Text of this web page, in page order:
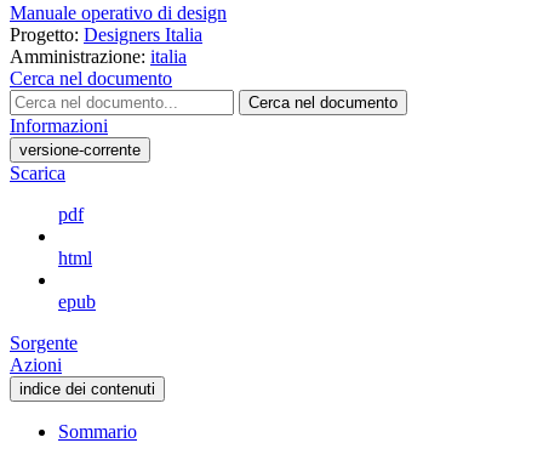
Manuale operativo di design
Progetto: Designers Italia
Amministrazione: italia
Cerca nel documento
Cerca nel documento
Informazioni
versione-corrente
Scarica
pdf
html
epub
Sorgente
Azioni
indice dei contenuti
Sommario